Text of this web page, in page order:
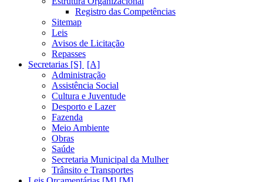
Registro das Competências
Sitemap
Leis
Avisos de Licitação
Repasses
Secretarias [S]
Administração
Assistência Social
Cultura e Juventude
Desporto e Lazer
Fazenda
Meio Ambiente
Obras
Saúde
Secretaria Municipal da Mulher
Trânsito e Transportes